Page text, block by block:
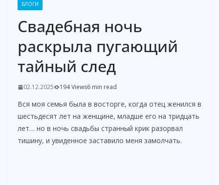
БЛОГИ
Свадебная ночь
раскрыла пугающий
тайный след
02.12.2025 194 Views6 min read
Вся моя семья была в восторге, когда отец женился в
шестьдесят лет на женщине, младше его на тридцать
лет… но в ночь свадьбы странный крик разорвал
тишину, и увиденное заставило меня замолчать.